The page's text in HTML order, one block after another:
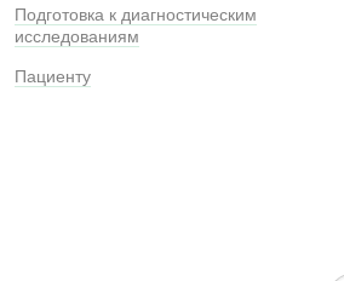
Подготовка к диагностическим
исследованиям
Пациенту